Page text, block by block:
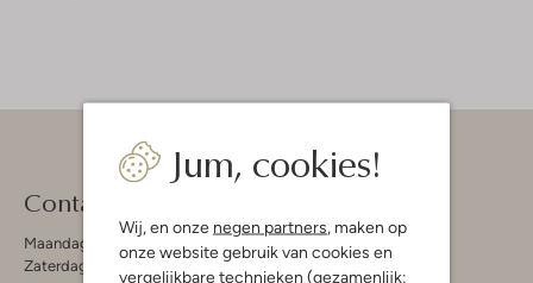
Jum, cookies!
Wij, en onze negen partners , maken op
onze website gebruik van cookies en
vergelijkbare technieken (gezamenlijk:
Contact
Maandag - Vrijdag 09:00 - 19:00 uur
Zaterdag 09:00 - 17:00 uur